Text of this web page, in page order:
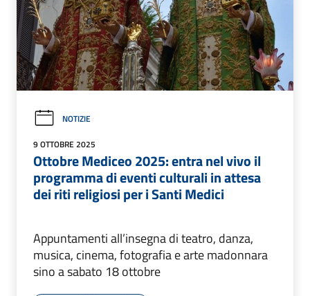
NOTIZIE
9 OTTOBRE 2025
Ottobre Mediceo 2025: entra nel vivo il
programma di eventi culturali in attesa
dei riti religiosi per i Santi Medici
Appuntamenti all’insegna di teatro, danza,
musica, cinema, fotografia e arte madonnara
sino a sabato 18 ottobre